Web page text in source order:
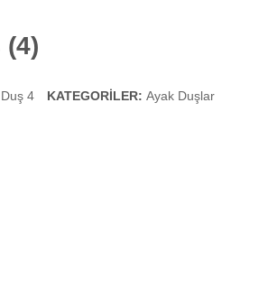
(4)
4 KATEGORILER: Ayak Duşlar